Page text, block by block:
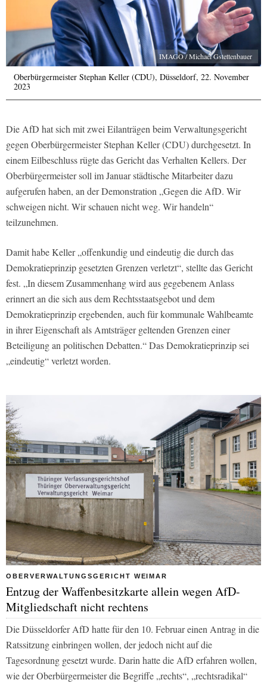
IMAGO / Michael Gstettenbauer
Oberbürgermeister Stephan Keller (CDU), Düsseldorf, 22. November
2023
Die AfD hat sich mit zwei Eilanträgen beim Verwaltungsgericht
gegen Oberbürgermeister Stephan Keller (CDU) durchgesetzt. In
einem Eilbeschluss rügte das Gericht das Verhalten Kellers. Der
Oberbürgermeister soll im Januar städtische Mitarbeiter dazu
aufgerufen haben, an der Demonstration „Gegen die AfD. Wir
schweigen nicht. Wir schauen nicht weg. Wir handeln“
teilzunehmen.
Damit habe Keller „offenkundig und eindeutig die durch das
Demokratieprinzip gesetzten Grenzen verletzt“, stellte das Gericht
fest. „In diesem Zusammenhang wird aus gegebenem Anlass
erinnert an die sich aus dem Rechtsstaatsgebot und dem
Demokratieprinzip ergebenden, auch für kommunale Wahlbeamte
in ihrer Eigenschaft als Amtsträger geltenden Grenzen einer
Beteiligung an politischen Debatten.“ Das Demokratieprinzip sei
„eindeutig“ verletzt worden.
OBERVERWALTUNGSGERICHT WEIMAR
Entzug der Waffenbesitzkarte allein wegen AfD-
Mitgliedschaft nicht rechtens
Die Düsseldorfer AfD hatte für den 10. Februar einen Antrag in die
Ratssitzung einbringen wollen, der jedoch nicht auf die
Tagesordnung gesetzt wurde. Darin hatte die AfD erfahren wollen,
wie der Oberbürgermeister die Begriffe „rechts“, „rechtsradikal“